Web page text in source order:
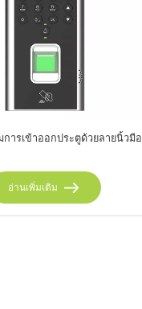
ารเข้าออกประตูด้วยลายนิ้วมือ
อ่านเพิ่มเติม